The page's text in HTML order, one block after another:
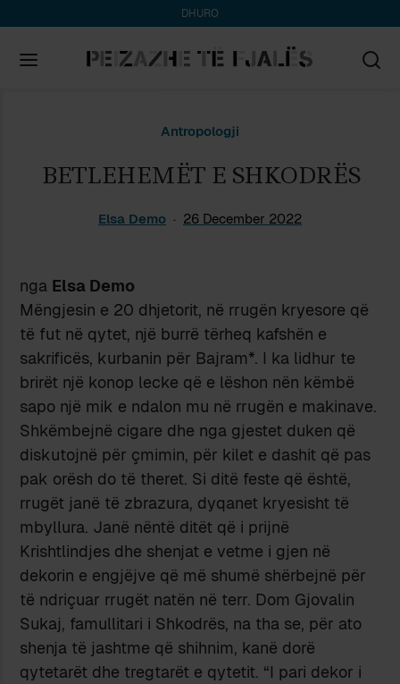
DHURO
Antropologji
BETLEHEMËT E SHKODRËS
Elsa Demo 26 December 2022
nga Elsa Demo
Mëngjesin e 20 dhjetorit, në rrugën kryesore që
të fut në qytet, një burrë tërheq kafshën e
sakrificës, kurbanin për Bajram*. I ka lidhur te
brirët një konop lecke që e lëshon nën këmbë
sapo një mik e ndalon mu në rrugën e makinave.
Shkëmbejnë cigare dhe nga gjestet duken që
diskutojnë për çmimin, për kilet e dashit që pas
pak orësh do të theret. Si ditë feste që është,
rrugët janë të zbrazura, dyqanet kryesisht të
mbyllura. Janë nëntë ditët që i prijnë
Krishtlindjes dhe shenjat e vetme i gjen në
dekorin e engjëjve që më shumë shërbejnë për
të ndriçuar rrugët natën në terr. Dom Gjovalin
Sukaj, famullitari i Shkodrës, na tha se, për ato
shenja të jashtme që shihnim, kanë dorë
qytetarët dhe tregtarët e qytetit. “I pari dekor i